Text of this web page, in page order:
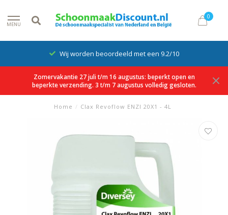
MENU
0
Wij worden beoordeeld met een 9.2/10
Zomervakantie 27 juli t/m 16 augustus: beperkt open en
beperkte verzending. 3 t/m 7 augustus volledig gesloten.
Home / Clax Revoflow ENZI 20X1 - 4L